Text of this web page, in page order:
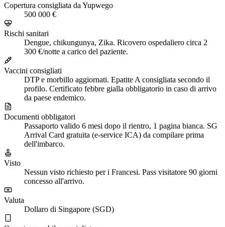
Copertura consigliata da Yupwego
500 000 €
Rischi sanitari
Dengue, chikungunya, Zika. Ricovero ospedaliero circa 2
300 €/notte a carico del paziente.
Vaccini consigliati
DTP e morbillo aggiornati. Epatite A consigliata secondo il
profilo. Certificato febbre gialla obbligatorio in caso di arrivo
da paese endemico.
Documenti obbligatori
Passaporto valido 6 mesi dopo il rientro, 1 pagina bianca. SG
Arrival Card gratuita (e-service ICA) da compilare prima
dell'imbarco.
Visto
Nessun visto richiesto per i Francesi. Pass visitatore 90 giorni
concesso all'arrivo.
Valuta
Dollaro di Singapore (SGD)